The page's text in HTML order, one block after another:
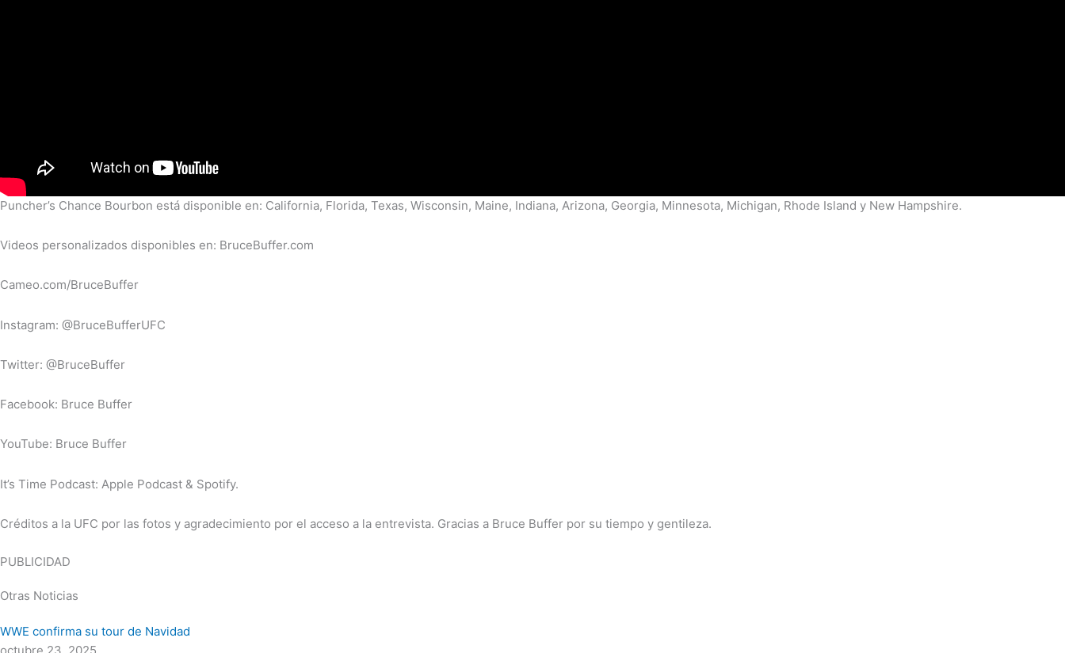
Puncher’s Chance Bourbon está disponible en: California, Florida, Texas, Wisconsin, Maine, Indiana, Arizona, Georgia, Minnesota, Michigan, Rhode Island y New Hampshire.
Videos personalizados disponibles en: BruceBuffer.com
Cameo.com/BruceBuffer
Instagram: @BruceBufferUFC
Twitter: @BruceBuffer
Facebook: Bruce Buffer
YouTube: Bruce Buffer
It’s Time Podcast: Apple Podcast & Spotify.
Créditos a la UFC por las fotos y agradecimiento por el acceso a la entrevista. Gracias a Bruce Buffer por su tiempo y gentileza.
PUBLICIDAD
Otras Noticias
WWE confirma su tour de Navidad